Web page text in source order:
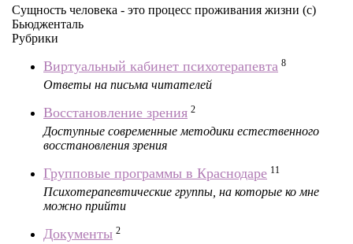
Сущность человека - это процесс проживания жизни (с)
Бьюдженталь
Рубрики
Виртуальный кабинет психотерапевта 8
Ответы на письма читателей
Восстановление зрения 2
Доступные современные методики естественного
восстановления зрения
Групповые программы в Краснодаре 11
Психотерапевтические группы, на которые ко мне
можно прийти
Документы 2